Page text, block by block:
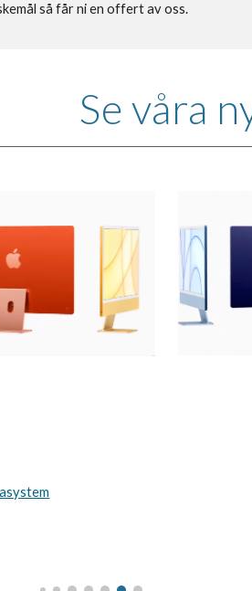
så får ni en offert av oss.
Se våra